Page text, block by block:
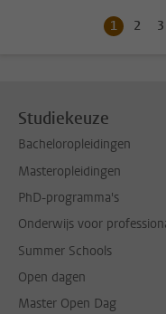
Huidige
1 2 3
Studiekeuze
Bacheloropleidingen
Masteropleidingen
PhD-programma's
Onderwijs voor
Summer Schools
Open dagen
Master Open Dag